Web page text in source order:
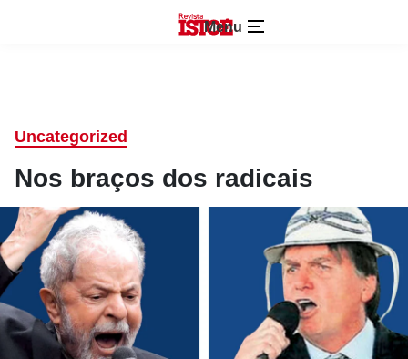
Menu
Uncategorized
Nos braços dos radicais